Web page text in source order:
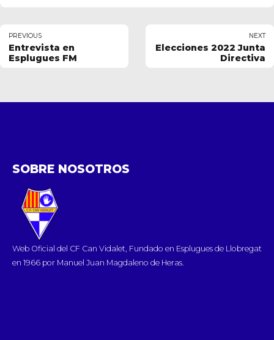
PREVIOUS
Entrevista en
Esplugues FM
NEXT
Elecciones 2022 Junta
Directiva
SOBRE NOSOTROS
Web Oficial del CF Can Vidalet, Fundado en Esplugues de Llobregat
en 1966 por Manuel Juan Magdaleno de Heras.